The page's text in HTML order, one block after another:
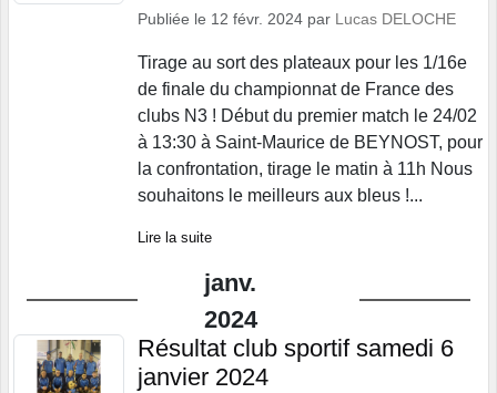
Publiée le 12 févr. 2024 par Lucas DELOCHE
Tirage au sort des plateaux pour les 1/16e
de finale du championnat de France des
clubs N3 ! Début du premier match le 24/02
à 13:30 à Saint-Maurice de BEYNOST, pour
la confrontation, tirage le matin à 11h Nous
souhaitons le meilleurs aux bleus !...
Lire la suite
janv.
2024
Résultat club sportif samedi 6
janvier 2024